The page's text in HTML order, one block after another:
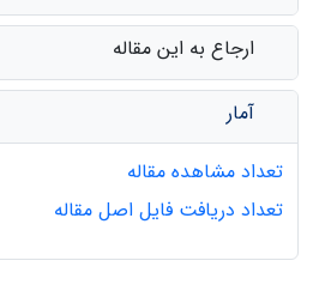
ارجاع به این مقاله
آمار
تعداد مشاهده مقاله
تعداد دریافت فایل اصل مقاله